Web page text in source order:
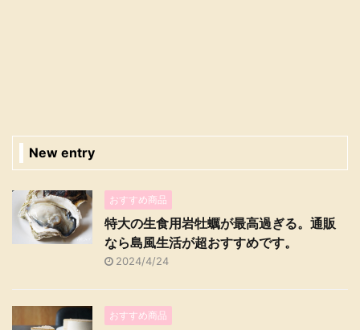
New entry
おすすめ商品
特大の生食用岩牡蠣が最高過ぎる。通販
なら島風生活が超おすすめです。
2024/4/24
おすすめ商品